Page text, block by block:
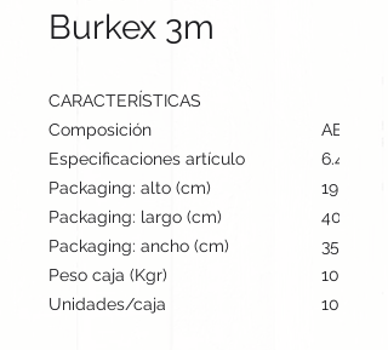
Burkex 3m
CARACTERÍSTICAS
Composición
ABS
Especificaciones artículo
6.4 cm
Packaging: alto (cm)
19
Packaging: largo (cm)
40
Packaging: ancho (cm)
35
Peso caja (Kgr)
10
Unidades/caja
100